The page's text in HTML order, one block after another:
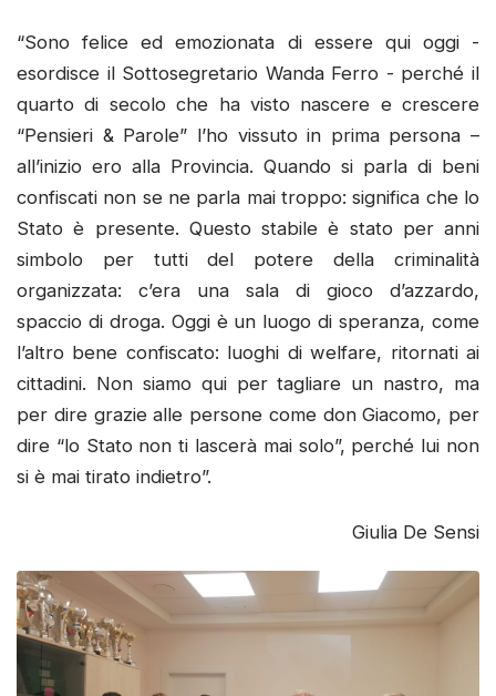
“Sono felice ed emozionata di essere qui oggi -
esordisce il Sottosegretario Wanda Ferro - perché il
quarto di secolo che ha visto nascere e crescere
“Pensieri & Parole” l’ho vissuto in prima persona –
all’inizio ero alla Provincia. Quando si parla di beni
confiscati non se ne parla mai troppo: significa che lo
Stato è presente. Questo stabile è stato per anni
simbolo per tutti del potere della criminalità
organizzata: c’era una sala di gioco d’azzardo,
spaccio di droga. Oggi è un luogo di speranza, come
l’altro bene confiscato: luoghi di welfare, ritornati ai
cittadini. Non siamo qui per tagliare un nastro, ma
per dire grazie alle persone come don Giacomo, per
dire “lo Stato non ti lascerà mai solo”, perché lui non
si è mai tirato indietro”.
Giulia De Sensi